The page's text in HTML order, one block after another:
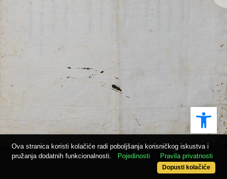
Ova stranica koristi kolačiće radi poboljšanja korisničkog iskustva i
pružanja dodatnih funkcionalnosti.
Pojedinosti Pravila privatnosti
Dopusti kolačiće